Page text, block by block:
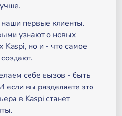
первые клиенты.
узнают о новых
Kaspi, но и - что самое
себе вызов - быть
если вы разделяете это
в Kaspi станет